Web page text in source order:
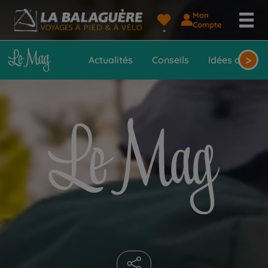
Le
Mag
Mon
Compte
Actualités Conseils Idées de>